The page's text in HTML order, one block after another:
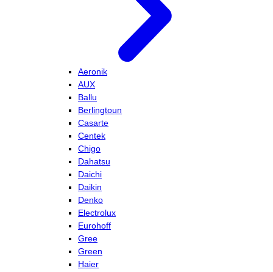
Aeronik
AUX
Ballu
Berlingtoun
Casarte
Centek
Chigo
Dahatsu
Daichi
Daikin
Denko
Electrolux
Eurohoff
Gree
Green
Haier